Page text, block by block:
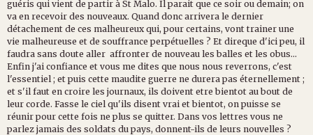
guéris qui vient de partir à St Malo. Il parait que ce soir ou demain; on
va en recevoir des nouveaux. Quand donc arrivera le dernier
détachement de ces malheureux qui, pour certains, vont trainer une
vie malheureuse et de souffrance perpétuelles ? Et direque d'ici peu, il
faudra sans doute aller affronter de nouveau les balles et les obus...
Enfin j'ai confiance et vous me dites que nous nous reverrons, c'est
l'essentiel ; et puis cette maudite guerre ne durera pas éternellement ;
et s'il faut en croire les journaux, ils doivent etre bientot au bout de
leur corde. Fasse le ciel qu'ils disent vrai et bientot, on puisse se
réunir pour cette fois ne plus se quitter. Dans vos lettres vous ne
parlez jamais des soldats du pays, donnent-ils de leurs nouvelles ?